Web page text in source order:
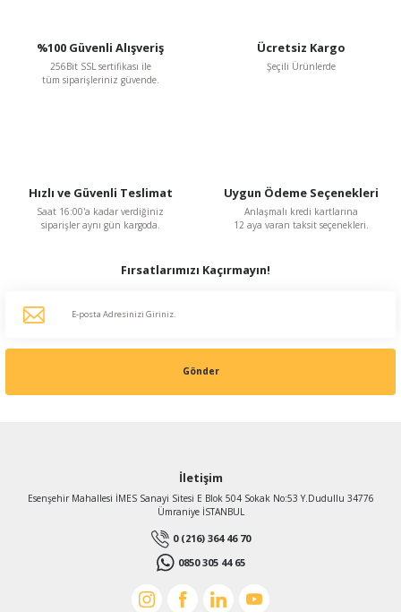
%48
3.018,76 TL
1.569,76 TL
KDV Dahildir
%100 Güvenli Alışveriş
256Bit SSL sertifikası ile
tüm siparişleriniz güvende.
Ücretsiz Kargo
Şeçili Ürünlerde
Hızlı ve Güvenli Teslimat
Saat 16:00'a kadar verdiğiniz
siparişler aynı gün kargoda.
Uygun Ödeme Seçenekleri
Anlaşmalı kredi kartlarına
12 aya varan taksit seçenekleri.
Fırsatlarımızı Kaçırmayın!
Gönder
İletişim
Esenşehir Mahallesi İMES Sanayi Sitesi E Blok 504 Sokak No:53 Y.Dudullu 34776
Ümraniye İSTANBUL
0 (216) 364 46 70
0850 305 44 65